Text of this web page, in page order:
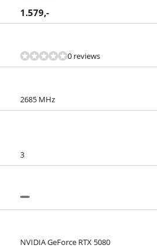
1.579,-
0 reviews
2685 MHz
3
NVIDIA GeForce RTX 5080